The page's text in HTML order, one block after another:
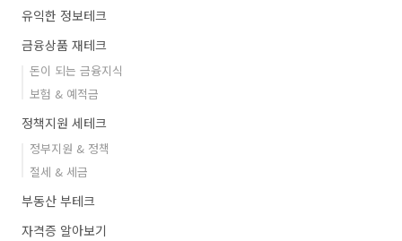
유익한 정보테크
금융상품 재테크
돈이 되는 금융지식
보험 & 예적금
정책지원 세테크
정부지원 & 정책
절세 & 세금
부동산 부테크
자격증 알아보기